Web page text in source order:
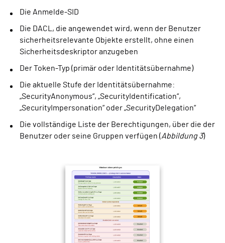
Die Anmelde-SID
Die DACL, die angewendet wird, wenn der Benutzer
sicherheitsrelevante Objekte erstellt, ohne einen
Sicherheitsdeskriptor anzugeben
Der Token-Typ (primär oder Identitätsübernahme)
Die aktuelle Stufe der Identitätsübernahme:
„SecurityAnonymous“, „SecurityIdentification“,
„SecurityImpersonation“ oder „SecurityDelegation“
Die vollständige Liste der Berechtigungen, über die der
Benutzer oder seine Gruppen verfügen (Abbildung 3)